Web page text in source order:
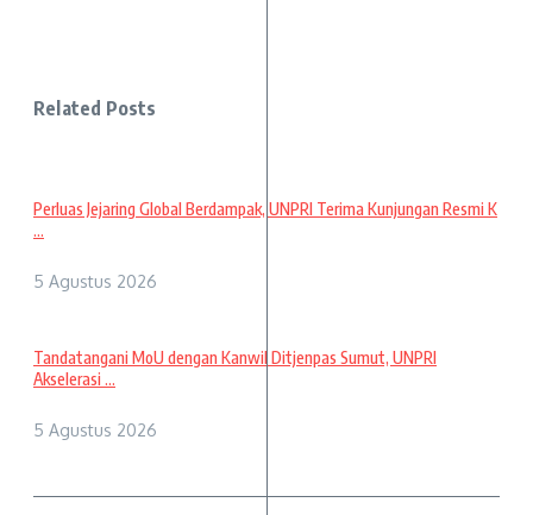
Related Posts
Perluas Jejaring Global Berdampak, UNPRI Terima Kunjungan Resmi K
...
5 Agustus 2026
Tandatangani MoU dengan Kanwil Ditjenpas Sumut, UNPRI
Akselerasi ...
5 Agustus 2026